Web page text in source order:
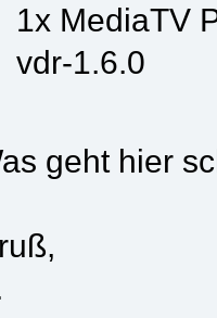
1x MediaTV
vdr-1.6.0
geht hier